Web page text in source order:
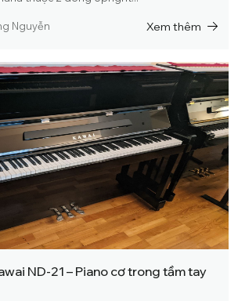
Nguyễn Xem thêm
ND-21 – Piano cơ trong tầm tay